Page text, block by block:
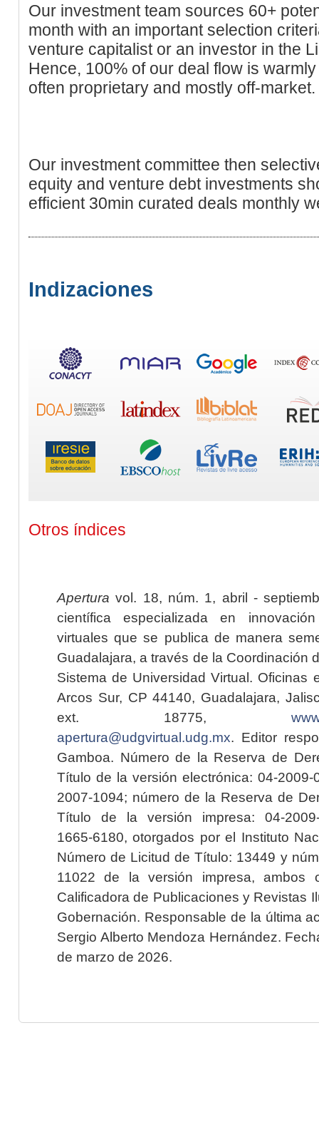
Our investment team sources 60+
month with an important selection
venture capitalist or an investor in the
Hence, 100% of our deal flow is
often proprietary and mostly off-market.
Our investment committee then
equity and venture debt investments
efficient 30min curated deals monthly
Indizaciones
Otros índices
Apertura vol. 18, núm. 1, abril -
científica especializada en
virtuales que se publica de manera
Guadalajara, a través de la Coordinación
Sistema de Universidad Virtual. Oficinas
Arcos Sur, CP 44140, Guadalajara,
ext. 18775,
apertura@udgvirtual.udg.mx. Editor
Gamboa. Número de la Reserva de
Título de la versión electrónica: 04-2009-
2007-1094; número de la Reserva de
Título de la versión impresa: 04-2009-
1665-6180, otorgados por el Instituto
Número de Licitud de Título: 13449 y
11022 de la versión impresa, ambos
Calificadora de Publicaciones y Revistas
Gobernación. Responsable de la última
Sergio Alberto Mendoza Hernández.
de marzo de 2026.